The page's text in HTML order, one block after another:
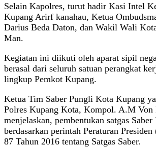
Selain Kapolres, turut hadir Kasi Intel
Kupang Arirf kanahau, Ketua
Darius Beda Daton, dan Wakil Wali
Man.
Kegiatan ini diikuti oleh aparat sipil
berasal dari seluruh satuan perangkat
lingkup Pemkot Kupang.
Ketua Tim Saber Pungli Kota Kupang
Polres Kupang Kota, Kompol. A.M Von
menjelaskan, pembentukan satgas Saber
berdasarkan perintah Peraturan
87 Tahun 2016 tentang Satgas Saber.